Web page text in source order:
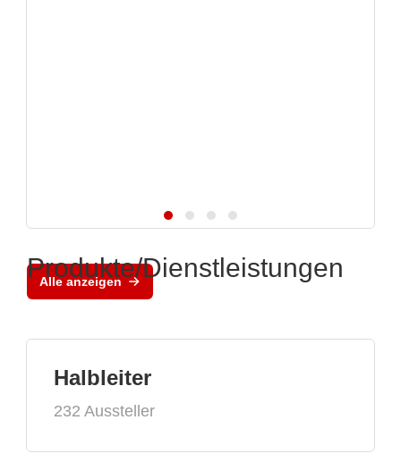
Alle anzeigen
Produkte/Dienstleistungen
Halbleiter
232 Aussteller